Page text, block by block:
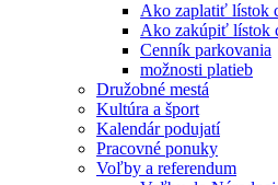
Ako zaplatiť lístok
Ako zakúpiť lístok
Cenník parkovania
možnosti platieb
Družobné mestá
Kultúra a šport
Kalendár podujatí
Pracovné ponuky
Voľby a referendum